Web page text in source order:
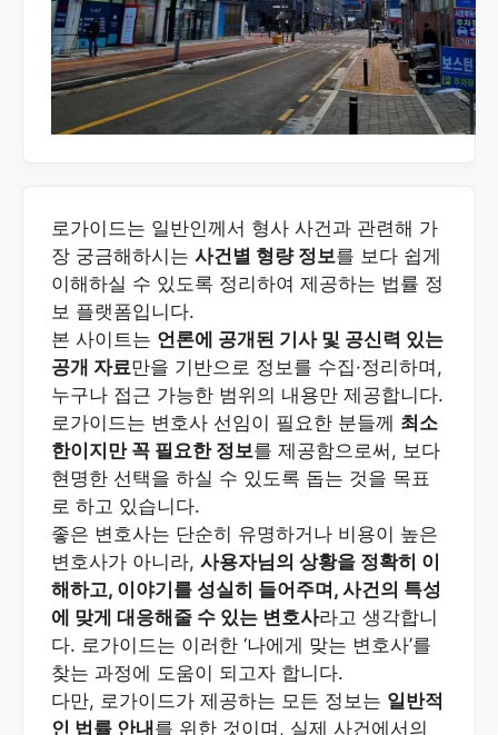
로가이드는 일반인께서 형사 사건과 관련해 가
장 궁금해하시는 사건별 형량 정보를 보다 쉽게
이해하실 수 있도록 정리하여 제공하는 법률 정
보 플랫폼입니다.
본 사이트는 언론에 공개된 기사 및 공신력 있는
공개 자료만을 기반으로 정보를 수집·정리하며,
누구나 접근 가능한 범위의 내용만 제공합니다.
로가이드는 변호사 선임이 필요한 분들께 최소
한이지만 꼭 필요한 정보를 제공함으로써, 보다
현명한 선택을 하실 수 있도록 돕는 것을 목표
로 하고 있습니다.
좋은 변호사는 단순히 유명하거나 비용이 높은
변호사가 아니라, 사용자님의 상황을 정확히 이
해하고, 이야기를 성실히 들어주며, 사건의 특성
에 맞게 대응해줄 수 있는 변호사라고 생각합니
다. 로가이드는 이러한 ‘나에게 맞는 변호사’를
찾는 과정에 도움이 되고자 합니다.
다만, 로가이드가 제공하는 모든 정보는 일반적
인 법률 안내 를 위한 것이며, 실제 사건에서의